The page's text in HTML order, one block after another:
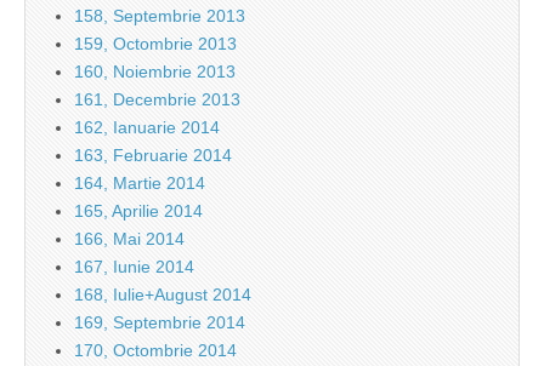
158, Septembrie 2013
159, Octombrie 2013
160, Noiembrie 2013
161, Decembrie 2013
162, Ianuarie 2014
163, Februarie 2014
164, Martie 2014
165, Aprilie 2014
166, Mai 2014
167, Iunie 2014
168, Iulie+August 2014
169, Septembrie 2014
170, Octombrie 2014